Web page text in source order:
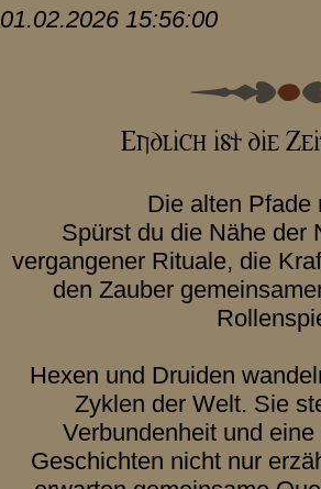
01.02.2026 15:56:00
Die alten Pfade
Spürst du die Nähe der
vergangener Rituale, die
den Zauber
Hexen und Druiden
Zyklen der Welt. Sie
Verbundenheit und
Geschichten nicht nur